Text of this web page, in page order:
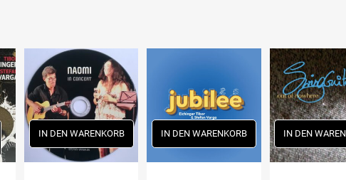
IN DEN WARENKORB IN DEN WARENKORB IN DEN